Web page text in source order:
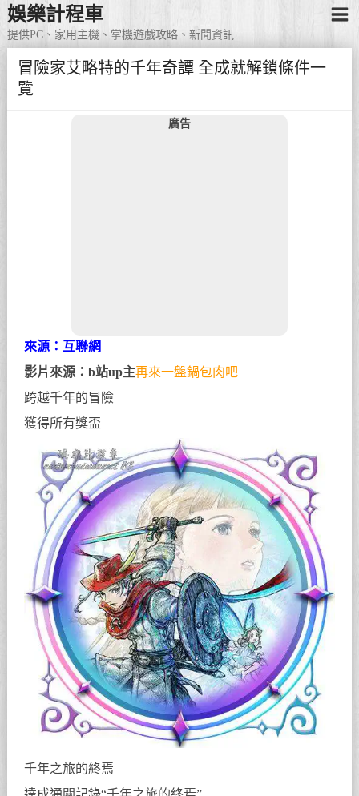
娛樂計程車
提供PC、家用主機、掌機遊戲攻略、新聞資訊
冒險家艾略特的千年奇譚 全成就解鎖條件一
覽
廣告
來源：互聯網
影片來源：b站up主再來一盤鍋包肉吧
跨越千年的冒險
獲得所有獎盃
千年之旅的終焉